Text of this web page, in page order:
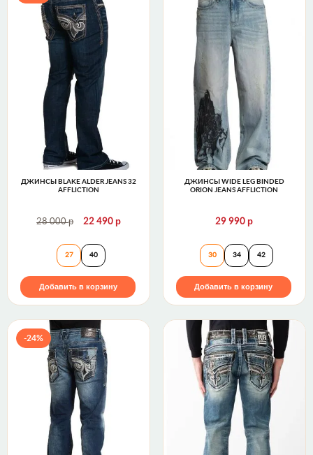
ДЖИНСЫ BLAKE ALDER JEANS 32
AFFLICTION
28 000р 22 490р
Джинсы Blake Alder Jeans 32 Affliction
27 40
Добавить в корзину
ДЖИНСЫ WIDE LEG BINDED
ORION JEANS AFFLICTION
29 990р
Джинсы Wide
30 34 42
Добавить в корзину
-24%